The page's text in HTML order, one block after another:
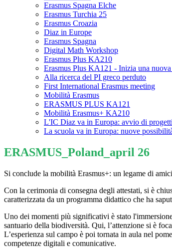
Erasmus Spagna Elche
Erasmus Turchia 25
Erasmus Croazia
Diaz in Europe
Erasmus Spagna
Digital Math Workshop
Erasmus Plus KA210
Erasmus Plus KA121 - Inizia una
Alla ricerca del PI greco perduto
First International Erasmus meeting
Mobilità Erasmus
ERASMUS PLUS KA121
Mobilità Erasmus+ KA210
L'IC Diaz va in Europa: avvio di
La scuola va in Europa: nuove
ERASMUS_Poland_april 26
Si conclude la mobilità Erasmus+: un legame di
​Con la cerimonia di consegna degli attestati, si è
caratterizzata da un programma didattico che ha
​Uno dei momenti più significativi è stato
santuario della biodiversità. Qui, l’attenzione si è
​L’esperienza sul campo è poi tornata in aula nel
competenze digitali e comunicative.